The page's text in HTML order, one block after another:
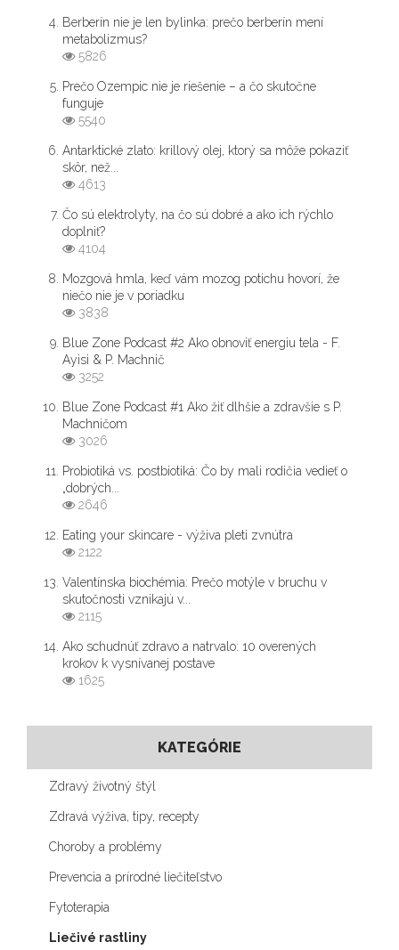
Berberín nie je len bylinka: prečo berberín mení
metabolizmus?
5826
Prečo Ozempic nie je riešenie – a čo skutočne
funguje
5540
Antarktické zlato: krillový olej, ktorý sa môže pokaziť
skôr, než...
4613
Čo sú elektrolyty, na čo sú dobré a ako ich rýchlo
doplniť?
4104
Mozgová hmla, keď vám mozog potichu hovorí, že
niečo nie je v poriadku
3838
Blue Zone Podcast #2 Ako obnoviť energiu tela - F.
Ayisi & P. Machnič
3252
Blue Zone Podcast #1 Ako žiť dlhšie a zdravšie s P.
Machničom
3026
Probiotiká vs. postbiotiká: Čo by mali rodičia vedieť o
„dobrých...
2646
Eating your skincare - výživa pleti zvnútra
2122
Valentínska biochémia: Prečo motýle v bruchu v
skutočnosti vznikajú v...
2115
Ako schudnúť zdravo a natrvalo: 10 overených
krokov k vysnívanej postave
1625
KATEGÓRIE
Zdravý životný štýl
Zdravá výživa, tipy, recepty
Choroby a problémy
Prevencia a prírodné liečiteľstvo
Fytoterapia
Liečivé rastliny